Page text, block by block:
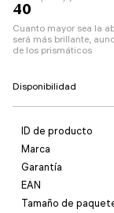
40
Cuanto mayor sea la
será más brillante,
de los prismáticos
Disponibilidad
ID de producto
Marca
Garantía
EAN
Tamaño de